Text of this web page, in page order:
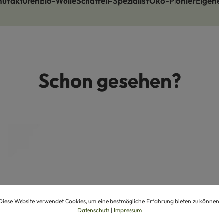
Schon gesehen?
Website verwendet Cookies, um eine bestmögliche Erfahrung bieten zu
Datenschutz | Impressum